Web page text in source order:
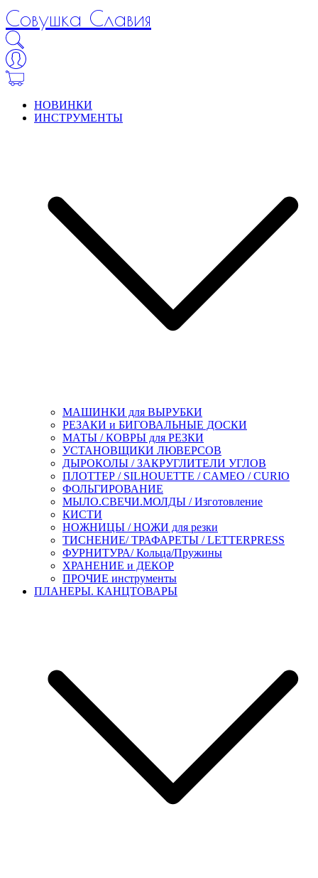
Совушка Славия
НОВИНКИ
ИНСТРУМЕНТЫ
МАШИНКИ для ВЫРУБКИ
РЕЗАКИ и БИГОВАЛЬНЫЕ ДОСКИ
МАТЫ / КОВРЫ для РЕЗКИ
УСТАНОВЩИКИ ЛЮВЕРСОВ
ДЫРОКОЛЫ / ЗАКРУГЛИТЕЛИ УГЛОВ
ПЛОТТЕР / SILHOUETTE / CAMEO / CURIO
ФОЛЬГИРОВАНИЕ
МЫЛО.СВЕЧИ.МОЛДЫ / Изготовление
КИСТИ
НОЖНИЦЫ / НОЖИ для резки
ТИСНЕНИЕ/ ТРАФАРЕТЫ / LETTERPRESS
ФУРНИТУРА/ Кольца/Пружины
ХРАНЕНИЕ и ДЕКОР
ПРОЧИЕ инструменты
ПЛАНЕРЫ. КАНЦТОВАРЫ